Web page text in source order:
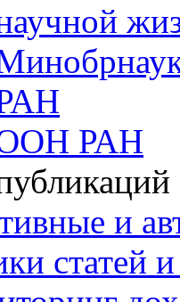
ООН РАН
и
статей